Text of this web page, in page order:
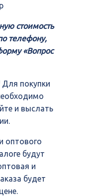
стоимость
телефону,
«Вопрос
Для покупки
и выслать
оптового
будут
и
будет